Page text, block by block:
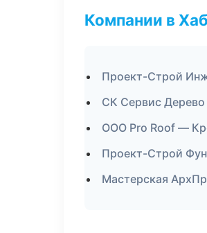
Компании в
Проект-Строй
СК Сервис
ООО Pro Roof —
Проект-Строй
Мастерская